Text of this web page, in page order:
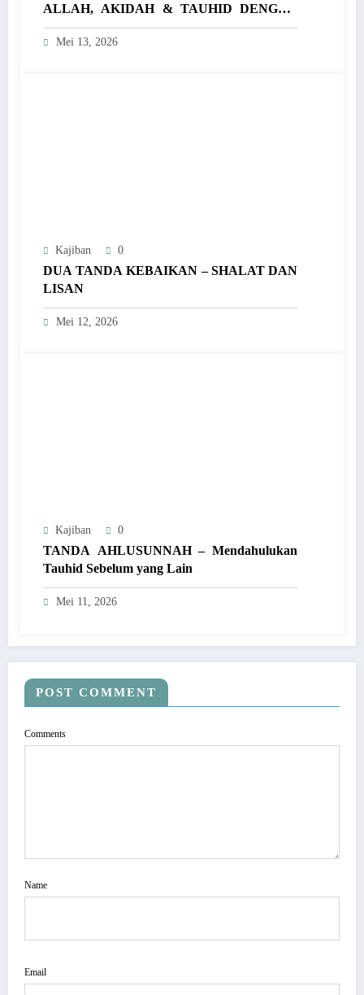
ALLAH, AKIDAH & TAUHID DENGAN
PENUH KEYAKINAN
Mei 13, 2026
Kajiban 0
DUA TANDA KEBAIKAN – SHALAT DAN
LISAN
Mei 12, 2026
Kajiban 0
TANDA AHLUSUNNAH – Mendahulukan
Tauhid Sebelum yang Lain
Mei 11, 2026
POST COMMENT
Comments
Name
Email